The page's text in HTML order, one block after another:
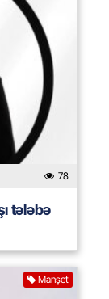
78
tələbə
Manşet